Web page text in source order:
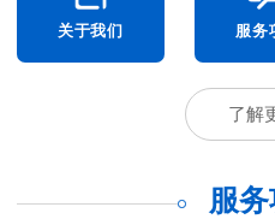
关于我们 服务
了解
服务